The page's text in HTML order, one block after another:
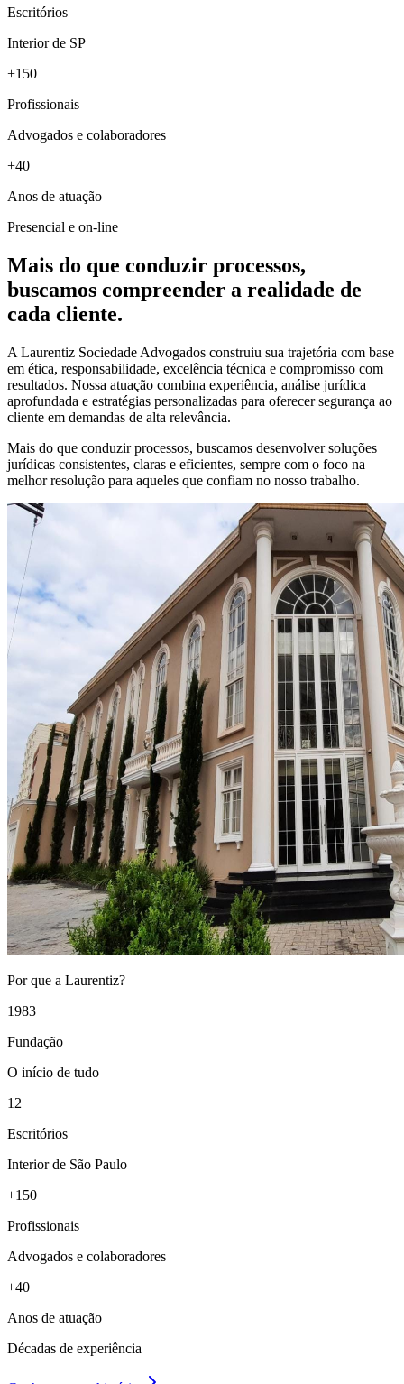
Escritórios
Interior de SP
+150
Profissionais
Advogados e colaboradores
+40
Anos de atuação
Presencial e on-line
Mais do que conduzir processos,
buscamos compreender a realidade de
cada cliente.
A Laurentiz Sociedade Advogados construiu sua trajetória com base
em ética, responsabilidade, excelência técnica e compromisso com
resultados. Nossa atuação combina experiência, análise jurídica
aprofundada e estratégias personalizadas para oferecer segurança ao
cliente em demandas de alta relevância.
Mais do que conduzir processos, buscamos desenvolver soluções
jurídicas consistentes, claras e eficientes, sempre com o foco na
melhor resolução para aqueles que confiam no nosso trabalho.
Por que a Laurentiz?
1983
Fundação
O início de tudo
12
Escritórios
Interior de São Paulo
+150
Profissionais
Advogados e colaboradores
+40
Anos de atuação
Décadas de experiência